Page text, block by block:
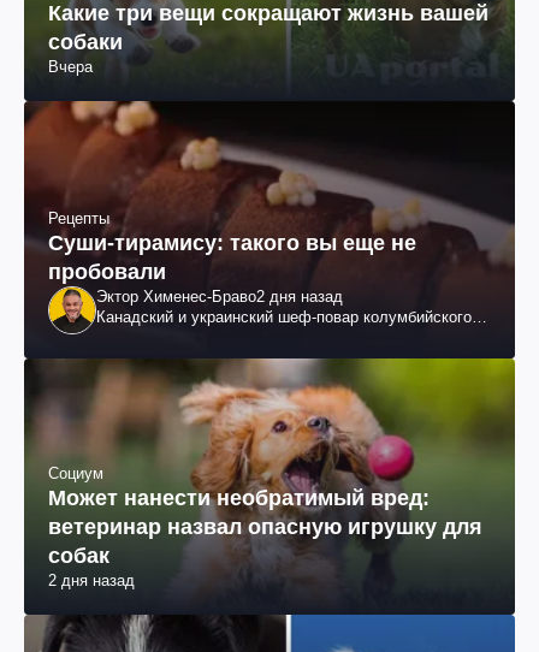
Какие три вещи сокращают жизнь вашей
собаки
Вчера
Рецепты
Суши-тирамису: такого вы еще не
пробовали
Эктор Хименес-Браво2 дня назад
Канадский и украинский шеф-повар колумбийского
Социум
Может нанести необратимый вред:
ветеринар назвал опасную игрушку для
собак
2 дня назад